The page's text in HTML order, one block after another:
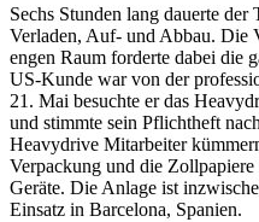
Sechs Stunden lang dauerte
Verladen, Auf- und Abbau. Die
engen Raum forderte dabei die
US-Kunde war von der
21. Mai besuchte er das
und stimmte sein Pflichtheft
Heavydrive Mitarbeiter
Verpackung und die
Geräte. Die Anlage ist
Einsatz in Barcelona, Spanien.